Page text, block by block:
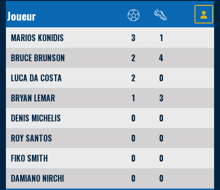
Joueur
MARIOS KONIDIS 3
1
BRUCE BRUNSON
2
4
LUCA DA COSTA
2
0
BRYAN LEMAR
1
3
DENIS MICHELIS
0
0
ROY SANTOS
0
0
FIKO SMITH
0
0
DAMIANO NIRCHI
0
0